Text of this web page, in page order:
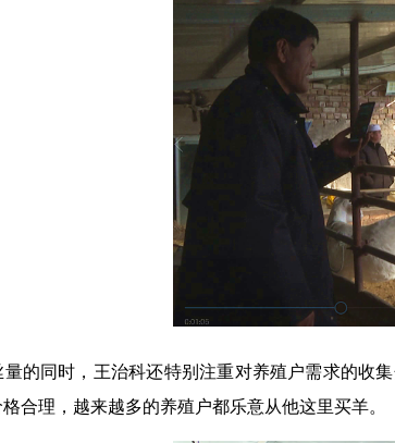
的同时，王治科还特别注重对养殖户需求的收
合理，越来越多的养殖户都乐意从他这里买羊。